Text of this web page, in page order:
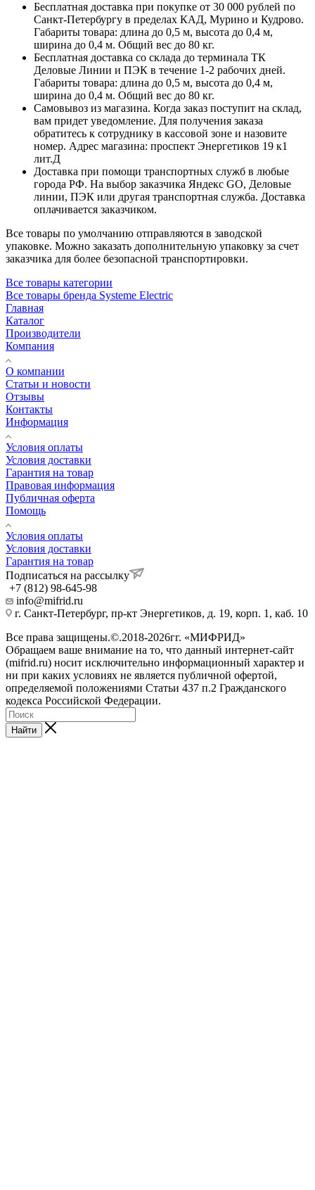
Бесплатная доставка при покупке от 30 000 рублей по
Санкт-Петербургу в пределах КАД, Мурино и Кудрово.
Габариты товара: длина до 0,5 м, высота до 0,4 м,
ширина до 0,4 м. Общий вес до 80 кг.
Бесплатная доставка со склада до терминала ТК
Деловые Линии и ПЭК в течение 1-2 рабочих дней.
Габариты товара: длина до 0,5 м, высота до 0,4 м,
ширина до 0,4 м. Общий вес до 80 кг.
Самовывоз из магазина. Когда заказ поступит на склад,
вам придет уведомление. Для получения заказа
обратитесь к сотруднику в кассовой зоне и назовите
номер. Адрес магазина: проспект Энергетиков 19 к1
лит.Д
Доставка при помощи транспортных служб в любые
города РФ. На выбор заказчика Яндекс GO, Деловые
линии, ПЭК или другая транспортная служба. Доставка
оплачивается заказчиком.
Все товары по умолчанию отправляются в заводской
упаковке. Можно заказать дополнительную упаковку за счет
заказчика для более безопасной транспортировки.
Все товары категории
Все товары бренда Systeme Electric
Главная
Каталог
Производители
Компания
О компании
Статьи и новости
Отзывы
Контакты
Информация
Условия оплаты
Условия доставки
Гарантия на товар
Правовая информация
Публичная оферта
Помощь
Условия оплаты
Условия доставки
Гарантия на товар
Подписаться на рассылку
+7 (812) 98-645-98
info@mifrid.ru
г. Санкт-Петербург, пр-кт Энергетиков, д. 19, корп. 1, каб. 10
Все права защищены.©.2018-2026гг. «МИФРИД»
Обращаем ваше внимание на то, что данный интернет-сайт
(mifrid.ru) носит исключительно информационный характер и
ни при каких условиях не является публичной офертой,
определяемой положениями Статьи 437 п.2 Гражданского
кодекса Российской Федерации.
Найти